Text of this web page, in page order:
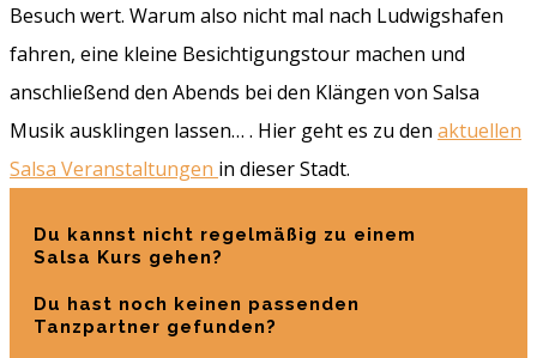
Besuch wert. Warum also nicht mal nach Ludwigshafen
fahren, eine kleine Besichtigungstour machen und
anschließend den Abends bei den Klängen von Salsa
Musik ausklingen lassen… . Hier geht es zu den aktuellen
Salsa Veranstaltungen in dieser Stadt.
Du kannst nicht regelmäßig zu einem
Salsa Kurs gehen?
Du hast noch keinen passenden
Tanzpartner gefunden?